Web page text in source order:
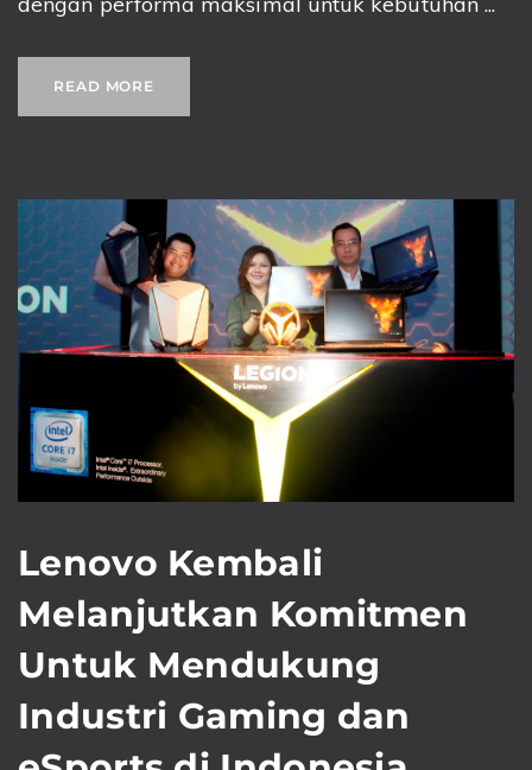
READ MORE
Lenovo Kembali
Melanjutkan Komitmen
Untuk Mendukung
Industri Gaming dan